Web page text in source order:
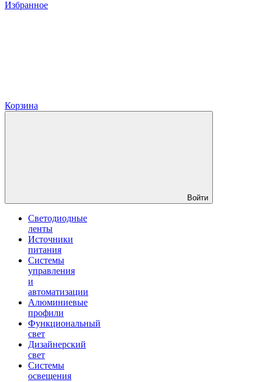
Избранное
Корзина
Войти
Светодиодные
ленты
Источники
питания
Системы
управления
и
автоматизации
Алюминиевые
профили
Функциональный
свет
Дизайнерский
свет
Системы
освещения